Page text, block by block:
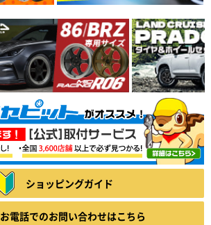
ショッピングガイド
お電話でのお問い合わせはこちら